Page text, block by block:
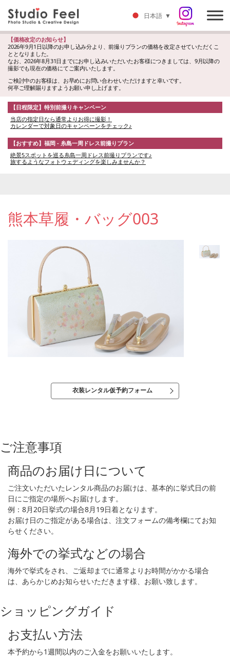
【価格改定のお知らせ】
2026年9月1日以降のお申し込み分より、前撮りプランの価格を改定させていただくこ
ととなりました。
なお、2026年8月31日までにお申し込みいただいたお客様につきましては、9月以降の
撮影でも現在の価格にてご案内いたします。
ご検討中のお客様は、お早めにお問い合わせいただけますと幸いです。
何卒ご理解賜りますようお願い申し上げます。
【日程限定】特別前撮りキャンペーン
当店の指定日なら通常よりお得に撮影！
カレンダーで対象日のキャンペーンをチェック♪
【おすすめ】福岡 - 糸島一周ドレス前撮りプラン
絶景5スポットを巡る糸島一周ドレス前撮りプランです♪
旅するようなフォトウェディングを楽しみませんか？
熊本草履・バッグ003
衣装レンタル仮予約フォーム
ご注意事項
商品のお届け日について
ご注文いただいたレンタル商品のお届けは、基本的に挙式日の前
日にご指定の場所へお届けします。
例：8月20日挙式の場合8月19日着となります。
お届け日のご指定がある場合は、注文フォームの備考欄にてお知
らせください。
海外での挙式などの場合
海外で挙式をされ、ご返却までに通常よりお時間がかかる場合
は、あらかじめお知らせいただきます様、お願い致します。
ショッピングガイド
お支払い方法
本予約から1週間以内のご入金をお願いいたします。
日本語 ▼